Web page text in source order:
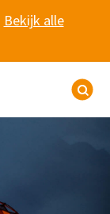
Bekijk alle